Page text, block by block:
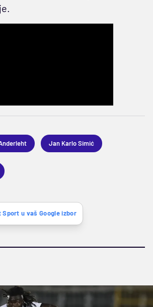
Jan Karlo Simić
Sport u vaš Google izbor